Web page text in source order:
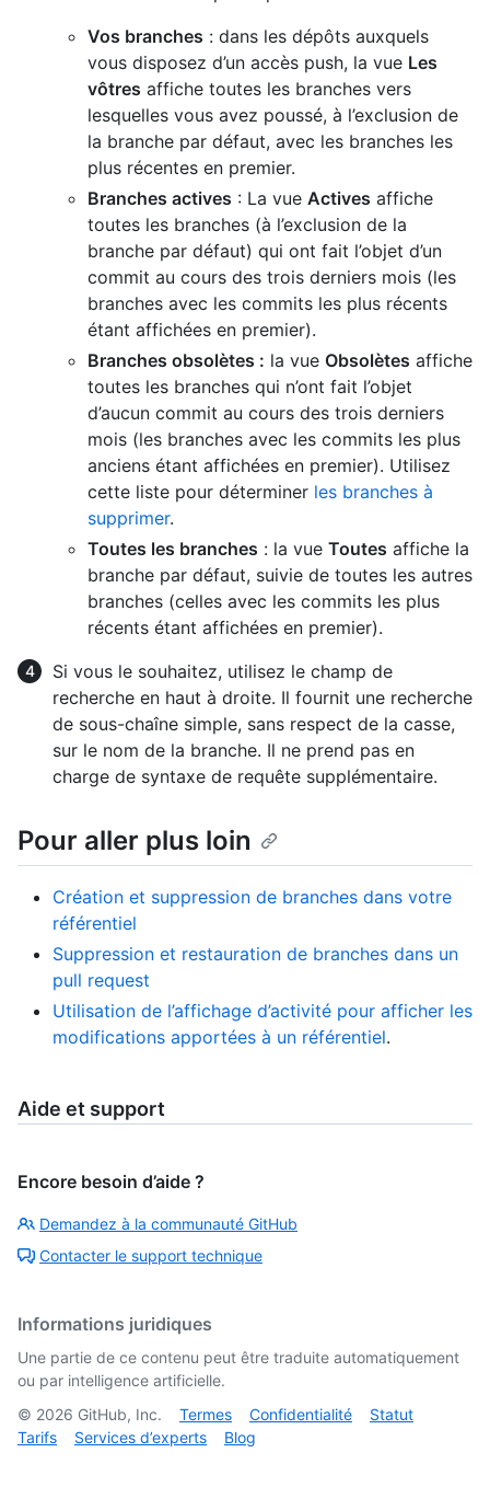
Vos branches : dans les dépôts auxquels
vous disposez d’un accès push, la vue Les
vôtres affiche toutes les branches vers
lesquelles vous avez poussé, à l’exclusion de
la branche par défaut, avec les branches les
plus récentes en premier.
Branches actives : La vue Actives affiche
toutes les branches (à l’exclusion de la
branche par défaut) qui ont fait l’objet d’un
commit au cours des trois derniers mois (les
branches avec les commits les plus récents
étant affichées en premier).
Branches obsolètes : la vue Obsolètes affiche
toutes les branches qui n’ont fait l’objet
d’aucun commit au cours des trois derniers
mois (les branches avec les commits les plus
anciens étant affichées en premier). Utilisez
cette liste pour déterminer les branches à
supprimer.
Toutes les branches : la vue Toutes affiche la
branche par défaut, suivie de toutes les autres
branches (celles avec les commits les plus
récents étant affichées en premier).
Si vous le souhaitez, utilisez le champ de
recherche en haut à droite. Il fournit une recherche
de sous-chaîne simple, sans respect de la casse,
sur le nom de la branche. Il ne prend pas en
charge de syntaxe de requête supplémentaire.
Pour aller plus loin
Création et suppression de branches dans votre
référentiel
Suppression et restauration de branches dans un
pull request
Utilisation de l’affichage d’activité pour afficher les
modifications apportées à un référentiel.
Aide et support
Encore besoin d’aide ?
Demandez à la communauté GitHub
Contacter le support technique
Informations juridiques
Une partie de ce contenu peut être traduite automatiquement
ou par intelligence artificielle.
© 2026 GitHub, Inc. Termes Confidentialité
Statut
Tarifs
Services d’experts Blog